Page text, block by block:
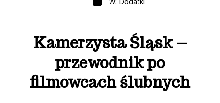
Kamerzysta Śląsk –
przewodnik po
filmowcach ślubnych